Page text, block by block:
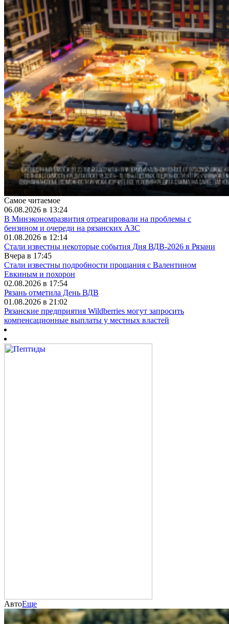
Самое читаемое
06.08.2026 в 13:24
В Минэкономразвития отреагировали на проблемы с
бензином и очереди на рязанских АЗС
01.08.2026 в 12:14
Стали известны некоторые события Дня ВДВ-2026 в Рязани
Вчера в 17:45
Стали известны подробности прощания с Валентином
Евкиным и похорон
02.08.2026 в 17:54
Рязань отметила День ВДВ
01.08.2026 в 21:02
Рязанские предприятия Wildberries могут запросить
компенсационные выплаты у местных властей
АвтоЕще